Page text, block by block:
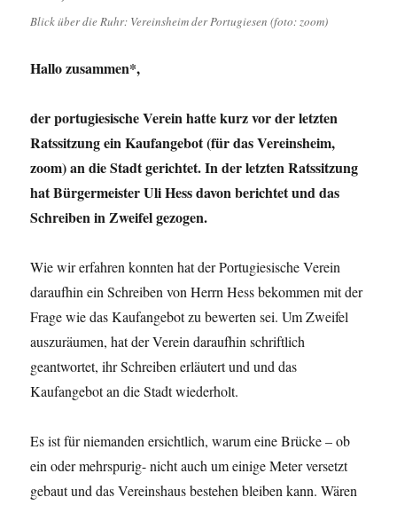
Blick über die Ruhr: Vereinsheim der Portugiesen (foto: zoom)
Hallo zusammen*,
der portugiesische Verein hatte kurz vor der letzten
Ratssitzung ein Kaufangebot (für das Vereinsheim,
zoom) an die Stadt gerichtet. In der letzten Ratssitzung
hat Bürgermeister Uli Hess davon berichtet und das
Schreiben in Zweifel gezogen.
Wie wir erfahren konnten hat der Portugiesische Verein
daraufhin ein Schreiben von Herrn Hess bekommen mit der
Frage wie das Kaufangebot zu bewerten sei. Um Zweifel
auszuräumen, hat der Verein daraufhin schriftlich
geantwortet, ihr Schreiben erläutert und und das
Kaufangebot an die Stadt wiederholt.
Es ist für niemanden ersichtlich, warum eine Brücke – ob
ein oder mehrspurig- nicht auch um einige Meter versetzt
gebaut und das Vereinshaus bestehen bleiben kann. Wären